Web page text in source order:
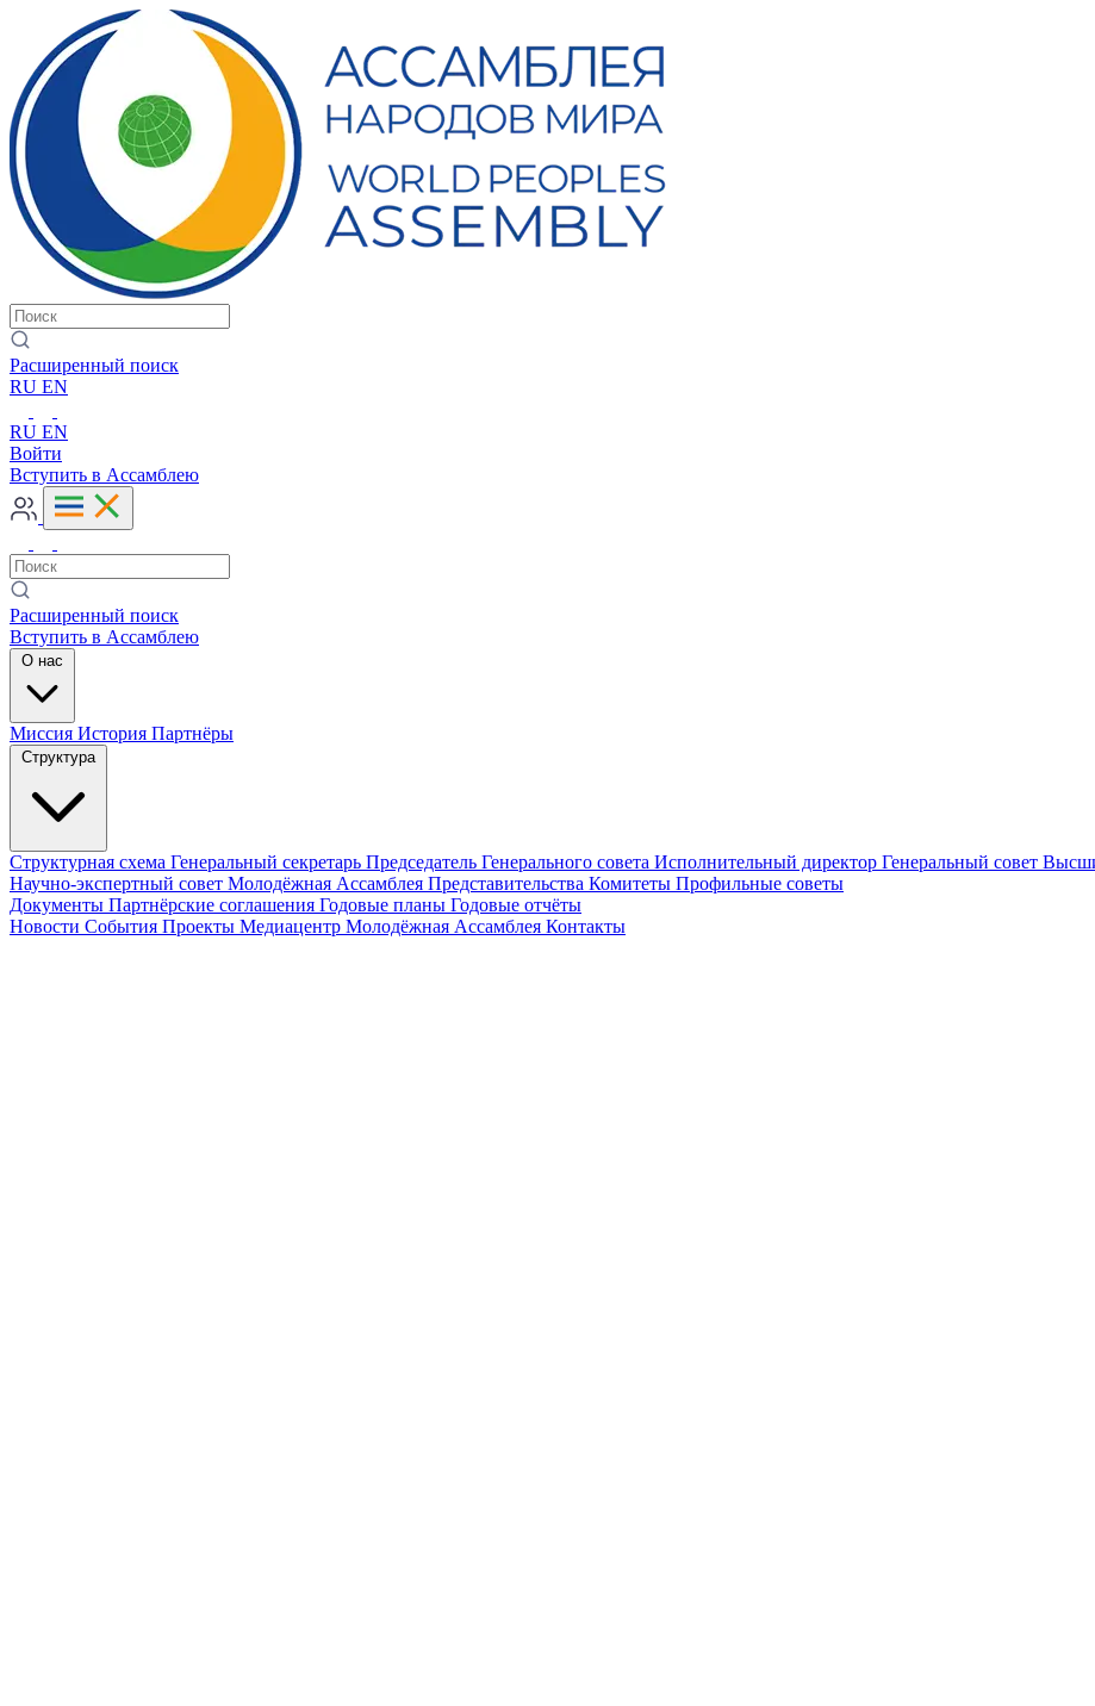
Расширенный поиск
RU EN
RU EN
Войти
Вступить в Ассамблею
Расширенный поиск
Вступить в Ассамблею
О нас
Миссия История Партнёры
Структура
Структурная схема Генеральный секретарь Председатель Генерального совета Исполнительный директор Генеральный совет
Научно-экспертный совет Молодёжная Ассамблея Представительства Комитеты Профильные советы
Документы Партнёрские соглашения Годовые планы Годовые отчёты
Новости События Проекты Медиацентр Молодёжная Ассамблея Контакты